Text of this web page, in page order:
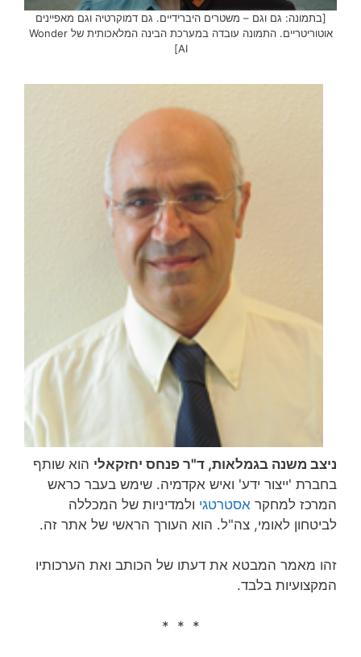
[בתמונה: גם וגם – משטרים היברידיים. גם דמוקרטיה וגם מאפיינים
אוטוריטריים. התמונה עובדה במערכת הבינה המלאכותית של Wonder
AI]
ניצב משנה בגמלאות, ד"ר פנחס יחזקאלי הוא שותף
בחברת 'ייצור ידע' ואיש אקדמיה. שימש בעבר כראש
המרכז למחקר אסטרטגי ולמדיניות של המכללה
לביטחון לאומי, צה"ל. הוא העורך הראשי של אתר זה.
זהו מאמר המבטא את דעתו של הכותב ואת הערכותיו
המקצועיות בלבד.
* * *